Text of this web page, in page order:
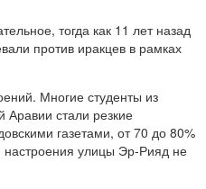
тогда как 11 лет назад
против иракцев в рамках
Многие студенты из
стали резкие
газетами, от 70 до 80%
настроения улицы Эр-Рияд не